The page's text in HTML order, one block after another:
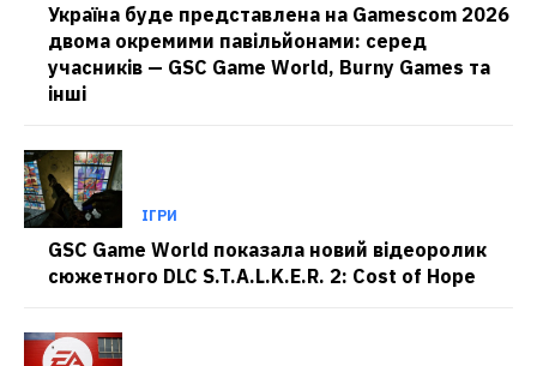
Україна буде представлена на Gamescom 2026
двома окремими павільйонами: серед
учасників — GSC Game World, Burny Games та
інші
ІГРИ
GSC Game World показала новий відеоролик
сюжетного DLC S.T.A.L.K.E.R. 2: Cost of Hope